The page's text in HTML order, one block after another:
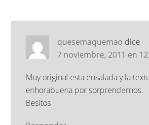
quesemaquemao dice
7 noviembre, 2011 en
Muy original esta ensalada y la
enhorabuena por sorprendernos.
Besitos